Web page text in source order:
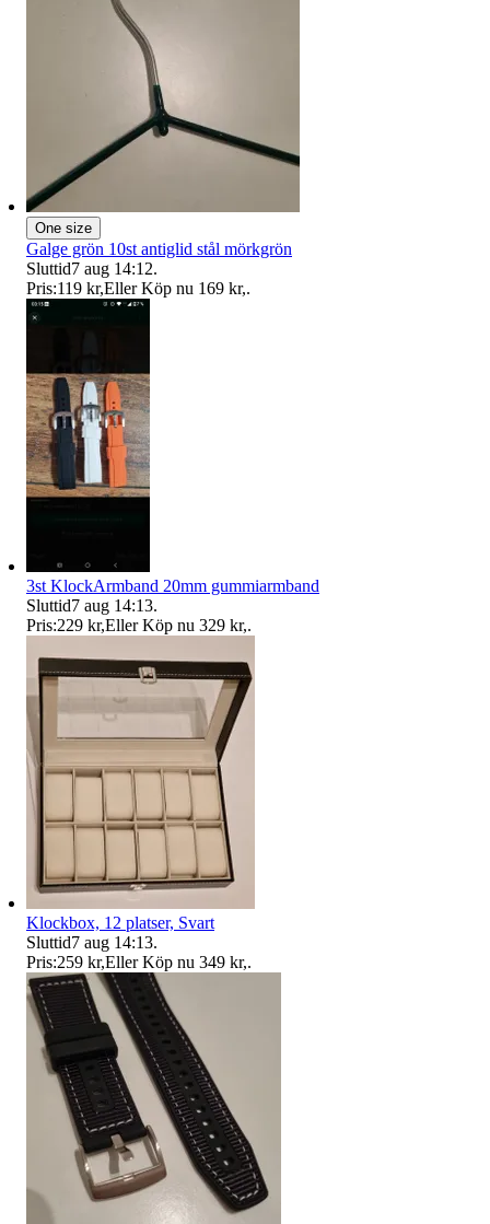
One size
Galge grön 10st antiglid stål mörkgrön
Sluttid7 aug 14:12.
Pris:119 kr,Eller Köp nu 169 kr,.
3st KlockArmband 20mm gummiarmband
Sluttid7 aug 14:13.
Pris:229 kr,Eller Köp nu 329 kr,.
Klockbox, 12 platser, Svart
Sluttid7 aug 14:13.
Pris:259 kr,Eller Köp nu 349 kr,.